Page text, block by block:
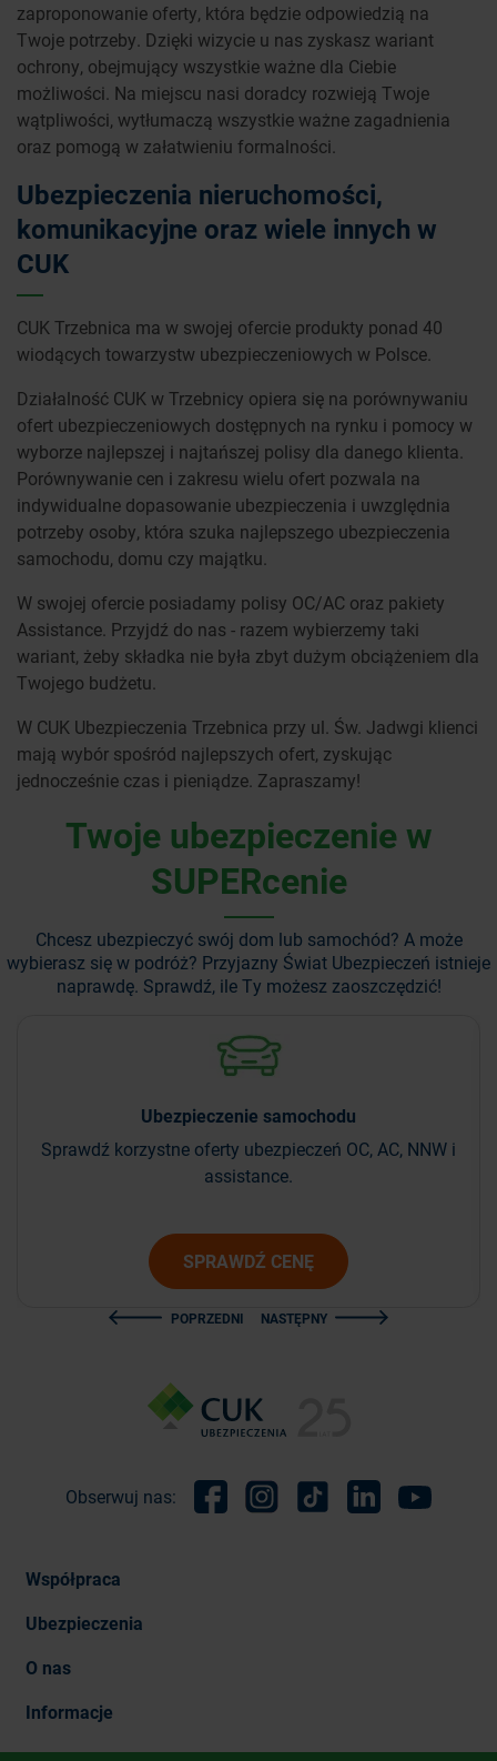
zaproponowanie oferty, która będzie odpowiedzią na
Twoje potrzeby. Dzięki wizycie u nas zyskasz wariant
ochrony, obejmujący wszystkie ważne dla Ciebie
możliwości. Na miejscu nasi doradcy rozwieją Twoje
wątpliwości, wytłumaczą wszystkie ważne zagadnienia
oraz pomogą w załatwieniu formalności.
Ubezpieczenia nieruchomości,
komunikacyjne oraz wiele innych w
CUK
CUK Trzebnica ma w swojej ofercie produkty ponad 40
wiodących towarzystw ubezpieczeniowych w Polsce.
Działalność CUK w Trzebnicy opiera się na porównywaniu
ofert ubezpieczeniowych dostępnych na rynku i pomocy w
wyborze najlepszej i najtańszej polisy dla danego klienta.
Porównywanie cen i zakresu wielu ofert pozwala na
indywidualne dopasowanie ubezpieczenia i uwzględnia
potrzeby osoby, która szuka najlepszego ubezpieczenia
samochodu, domu czy majątku.
W swojej ofercie posiadamy polisy OC/AC oraz pakiety
Assistance. Przyjdź do nas - razem wybierzemy taki
wariant, żeby składka nie była zbyt dużym obciążeniem dla
Twojego budżetu.
W CUK Ubezpieczenia Trzebnica przy ul. Św. Jadwgi klienci
mają wybór spośród najlepszych ofert, zyskując
jednocześnie czas i pieniądze. Zapraszamy!
Twoje ubezpieczenie w
SUPERcenie
Chcesz ubezpieczyć swój dom lub samochód? A może
wybierasz się w podróż? Przyjazny Świat Ubezpieczeń istnieje
naprawdę. Sprawdź, ile Ty możesz zaoszczędzić!
Ubezpieczenie samochodu
Sprawdź korzystne oferty ubezpieczeń OC, AC, NNW i
assistance.
SPRAWDŹ CENĘ
POPRZEDNI NASTĘPNY
Obserwuj nas:
Współpraca
Ubezpieczenia
O nas
Informacje